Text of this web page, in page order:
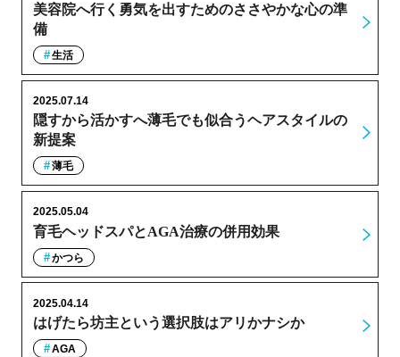
美容院へ行く勇気を出すためのささやかな心の準
備
生活
隠すから活かすへ薄毛でも似合うヘアスタイルの
新提案
2025.07.14
薄毛
育毛ヘッドスパとAGA治療の併用効果
2025.05.04
かつら
はげたら坊主という選択肢はアリかナシか
2025.04.14
AGA